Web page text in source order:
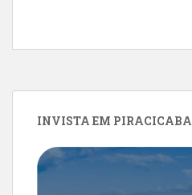
INVISTA EM PIRACICABA